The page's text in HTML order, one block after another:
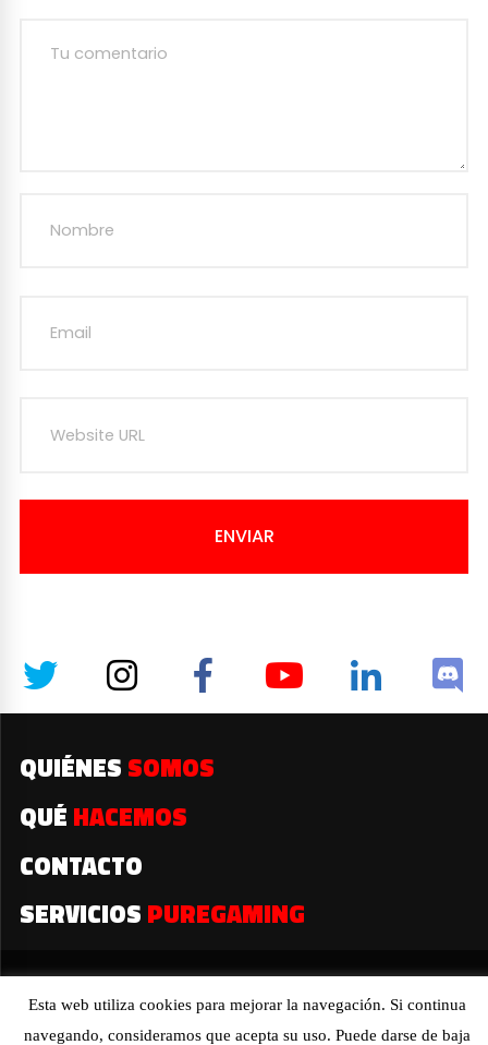
ENVIAR
QUIÉNES SOMOS
QUÉ HACEMOS
CONTACTO
SERVICIOS PUREGAMING
2019© Todos los derechos reservados
Esta web utiliza cookies para mejorar la navegación. Si continua
navegando, consideramos que acepta su uso. Puede darse de baja